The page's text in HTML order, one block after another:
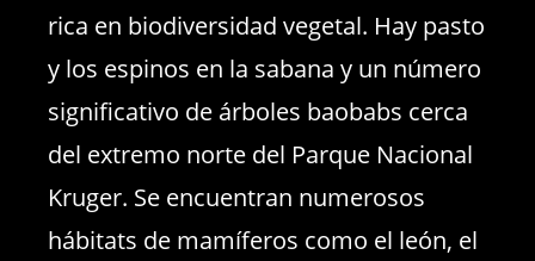
rica en biodiversidad vegetal. Hay pasto
y los espinos en la sabana y un número
significativo de árboles baobabs cerca
del extremo norte del Parque Nacional
Kruger. Se encuentran numerosos
hábitats de mamíferos como el león, el